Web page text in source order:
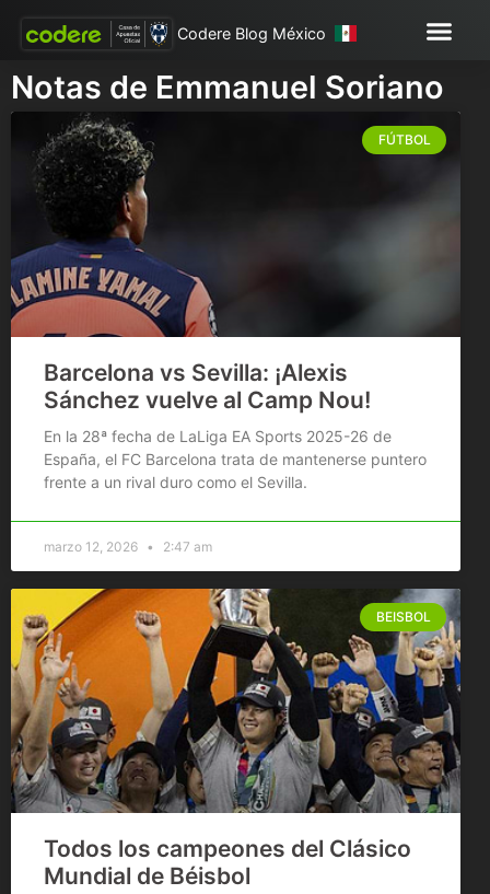
Codere Blog México
Notas de Emmanuel Soriano
FÚTBOL
Barcelona vs Sevilla: ¡Alexis
Sánchez vuelve al Camp Nou!
En la 28ª fecha de LaLiga EA Sports 2025-26 de
España, el FC Barcelona trata de mantenerse puntero
frente a un rival duro como el Sevilla.
marzo 12, 2026 2:47 am
BEISBOL
Todos los campeones del Clásico
Mundial de Béisbol